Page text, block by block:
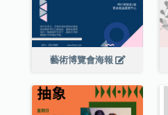
藝術博覽會海報